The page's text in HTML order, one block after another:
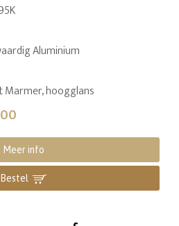
Aluminium
Marmer, hoogglans
Meer info
Bestel